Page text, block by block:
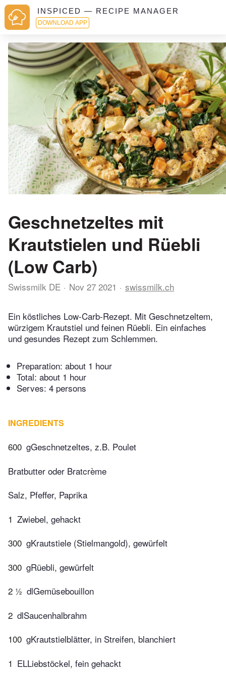
INSPICED — RECIPE MANAGER
DOWNLOAD APP
Geschnetzeltes mit
Krautstielen und Rüebli
(Low Carb)
Swissmilk DE Nov 27 2021 swissmilk.ch
Ein köstliches Low-Carb-Rezept. Mit Geschnetzeltem,
würzigem Krautstiel und feinen Rüebli. Ein einfaches
und gesundes Rezept zum Schlemmen.
Preparation: about 1 hour
Total: about 1 hour
Serves: 4 persons
INGREDIENTS
600 gGeschnetzeltes, z.B. Poulet
Bratbutter oder Bratcrème
Salz, Pfeffer, Paprika
1 Zwiebel, gehackt
300 gKrautstiele (Stielmangold), gewürfelt
300 gRüebli, gewürfelt
2 ½ dlGemüsebouillon
2 dlSaucenhalbrahm
100 gKrautstielblätter, in Streifen, blanchiert
1 ELLiebstöckel, fein gehackt